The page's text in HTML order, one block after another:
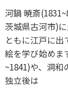
河鍋 暁斎
茨城県古河市)
ともに江戸に出
絵を学び始めま
~1841)や、洞和
独立後は